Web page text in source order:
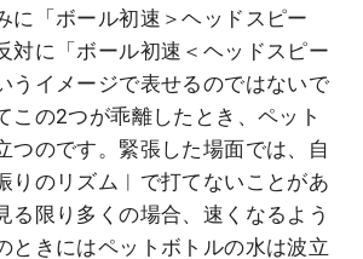
に「ボール初速＞ヘッドスピー
対に「ボール初速＜ヘッドスピー
うイメージで表せるのではないで
この2つが乖離したとき、ペット
つのです。緊張した場面では、自
りのリズム︱で打てないことがあ
る限り多くの場合、速くなるよう
ときにはペットボトルの水は波立